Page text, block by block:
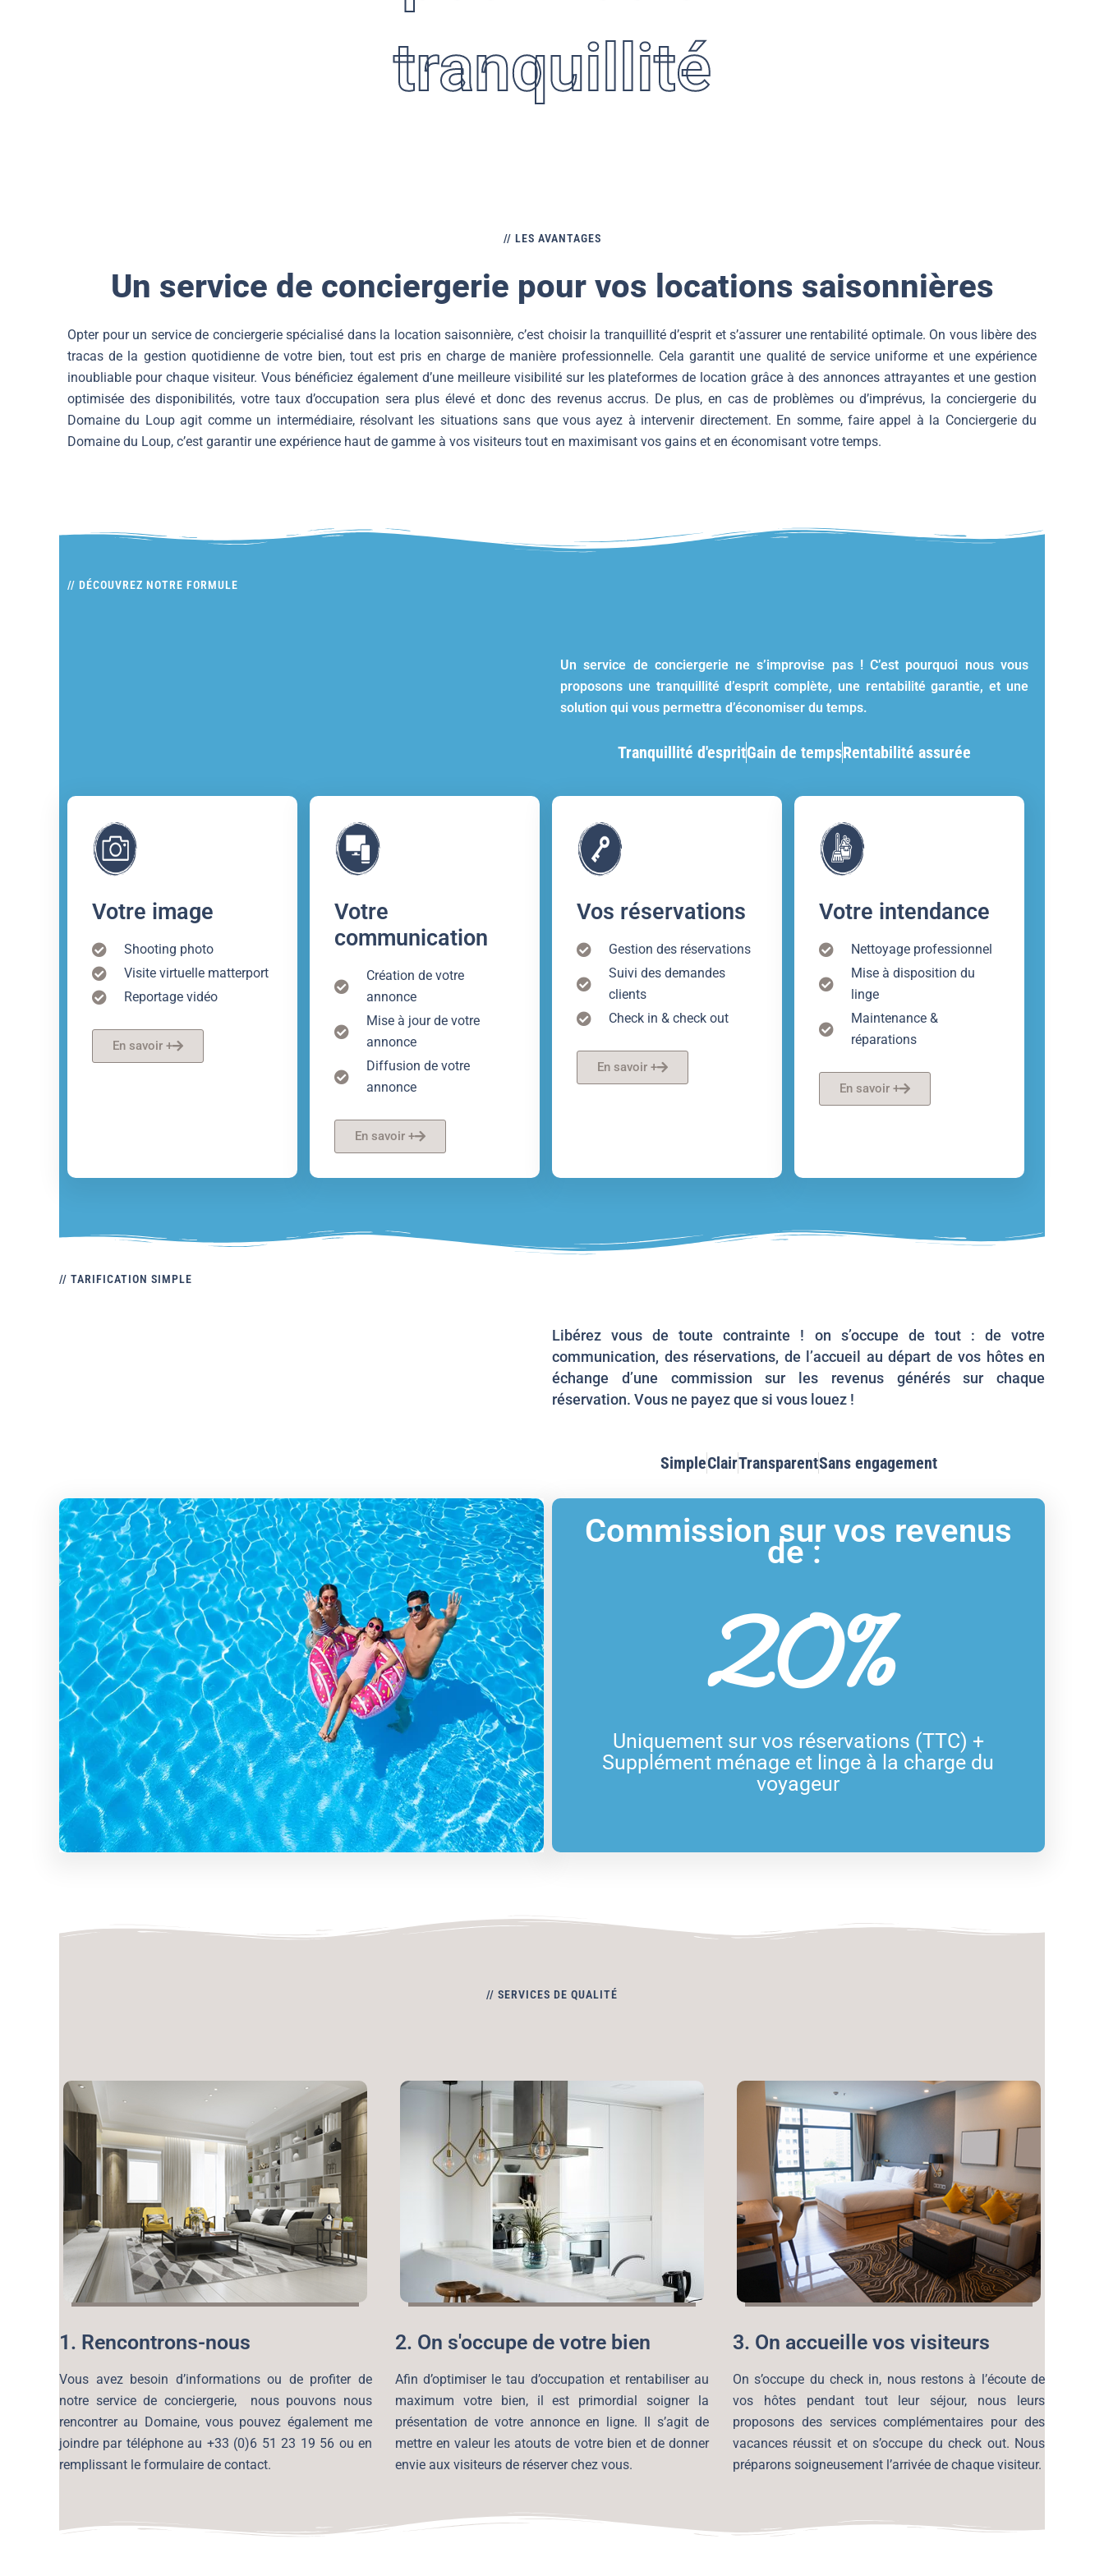
tranquillité
// LES AVANTAGES
Un service de conciergerie pour vos locations saisonnières
Opter pour un service de conciergerie spécialisé dans la location saisonnière, c’est choisir la tranquillité d’esprit et s’assurer une rentabilité optimale. On vous libère des
tracas de la gestion quotidienne de votre bien, tout est pris en charge de manière professionnelle. Cela garantit une qualité de service uniforme et une expérience
inoubliable pour chaque visiteur. Vous bénéficiez également d’une meilleure visibilité sur les plateformes de location grâce à des annonces attrayantes et une gestion
optimisée des disponibilités, votre taux d’occupation sera plus élevé et donc des revenus accrus. De plus, en cas de problèmes ou d’imprévus, la conciergerie du
Domaine du Loup agit comme un intermédiaire, résolvant les situations sans que vous ayez à intervenir directement. En somme, faire appel à la Conciergerie du
Domaine du Loup, c’est garantir une expérience haut de gamme à vos visiteurs tout en maximisant vos gains et en économisant votre temps.
// DÉCOUVREZ NOTRE FORMULE
Un service de conciergerie ne s’improvise pas ! C’est pourquoi nous vous
proposons une tranquillité d’esprit complète, une rentabilité garantie, et une
solution qui vous permettra d’économiser du temps.
Tranquillité d'espritGain de tempsRentabilité assurée
Votre image
Shooting photo
Visite virtuelle matterport
Reportage vidéo
En savoir +
Votre
communication
Création de votre
annonce
Mise à jour de votre
annonce
Diffusion de votre
annonce
En savoir +
Vos réservations
Gestion des réservations
Suivi des demandes
clients
Check in & check out
En savoir +
Votre intendance
Nettoyage professionnel
Mise à disposition du
linge
Maintenance &
réparations
En savoir +
// TARIFICATION SIMPLE
Libérez vous de toute contrainte ! on s’occupe de tout : de votre
communication, des réservations, de l’accueil au départ de vos hôtes en
échange d’une commission sur les revenus générés sur chaque
réservation. Vous ne payez que si vous louez !
SimpleClairTransparentSans engagement
Commission sur vos revenus
de :
20%
Uniquement sur vos réservations (TTC) +
Supplément ménage et linge à la charge du
voyageur
// SERVICES DE QUALITÉ
1. Rencontrons-nous
Vous avez besoin d’informations ou de profiter de
notre service de conciergerie, nous pouvons nous
rencontrer au Domaine, vous pouvez également me
joindre par téléphone au +33 (0)6 51 23 19 56 ou en
remplissant le formulaire de contact.
2. On s'occupe de votre bien
Afin d’optimiser le tau d’occupation et rentabiliser au
maximum votre bien, il est primordial soigner la
présentation de votre annonce en ligne. Il s’agit de
mettre en valeur les atouts de votre bien et de donner
envie aux visiteurs de réserver chez vous.
3. On accueille vos visiteurs
On s’occupe du check in, nous restons à l’écoute de
vos hôtes pendant tout leur séjour, nous leurs
proposons des services complémentaires pour des
vacances réussit et on s’occupe du check out. Nous
préparons soigneusement l’arrivée de chaque visiteur.